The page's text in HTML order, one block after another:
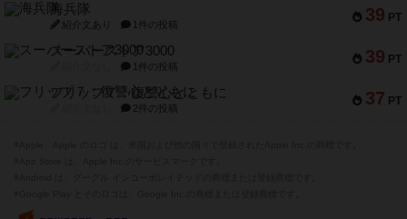
39 PT
海兵隊
紹介文あり 1件の投稿
39 PT
スーパーストア3000
1件の投稿
37 PT
フリップ７：復讐心とともに
2件の投稿